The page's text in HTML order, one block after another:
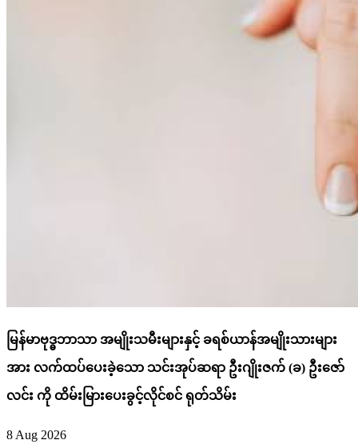
မြန်မာဗုဒ္ဓဘာသာ အမျိုးသမီးများနှင့် ခရစ်ယာန်အမျိုးသားများ
အား လက်ထပ်ပေးခဲ့သော သင်းအုပ်ဆရာ ဦးဂျိုးဇက် (ခ) ဦးဇော်
လင်း ကို ထိမ်းမြားပေးခွင့်လိုင်စင် ရုတ်သိမ်း
8 Aug 2026